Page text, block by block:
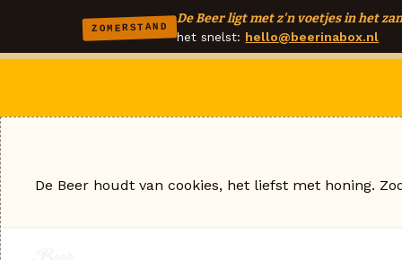
ZOMERSTAND
De Beer ligt met z'n voetjes in het
het snelst: hello@beerinabox.nl
De Beer houdt van cookies, het liefst met honing.